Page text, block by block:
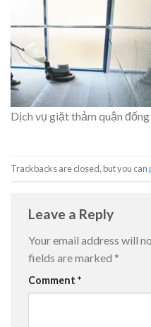
Dịch vụ giặt thảm quận đống
Trackbacks are closed, but you can
Leave a Reply
Your email address will
fields are marked *
Comment *